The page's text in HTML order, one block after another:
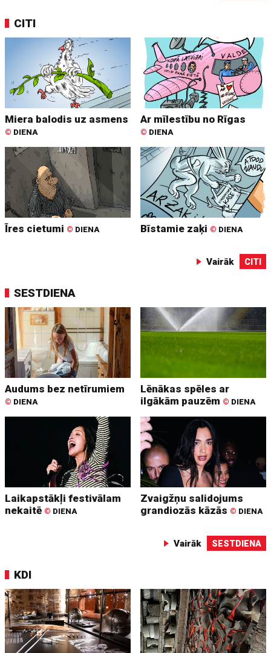
CITI
Miera balodis uz asmens
© DIENA
Ar mīlestību no Rīgas
© DIENA
Īres cietumi © DIENA Bīstamie zaķi © DIENA
Vairāk CITI
SESTDIENA
Audums bez netīrumiem
© DIENA
Lēnākas spēles ar
ilgākām pauzēm © DIENA
Laikapstākļi festivālam
nekaitē © DIENA
Zvaigžņu salidojums
grandiozās kāzās © DIENA
Vairāk SESTDIENA
KDI